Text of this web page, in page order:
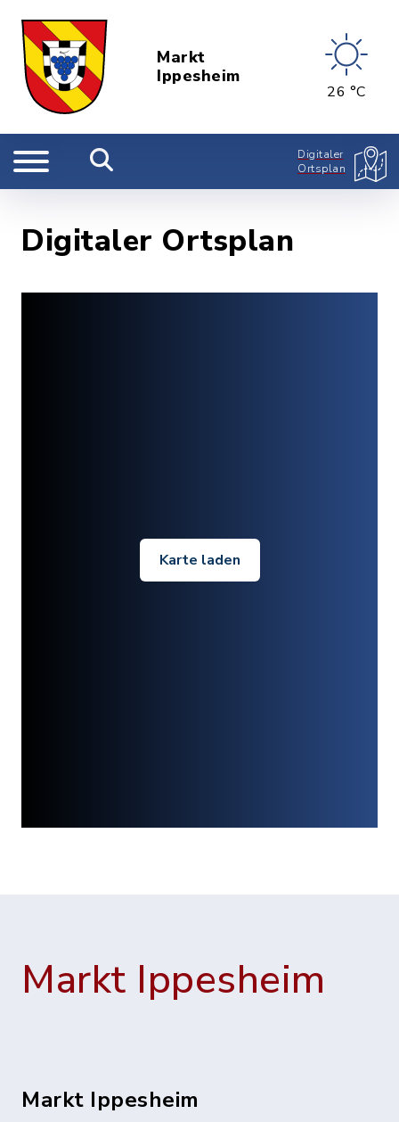
Markt
Ippesheim
26 °C
Digitaler
Ortsplan
Digitaler Ortsplan
Karte laden
Markt Ippesheim
Markt Ippesheim